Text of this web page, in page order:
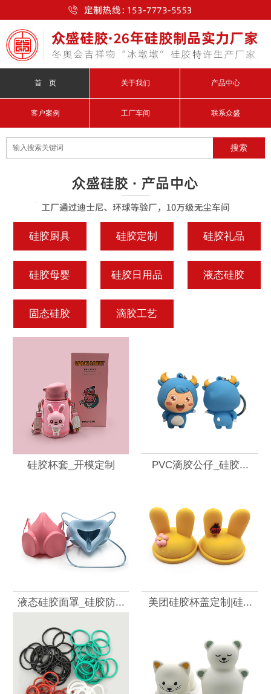
首 页 关于我们 产品中心
客户案例 工厂车间 联系众盛
硅胶厨具 硅胶定制 硅胶礼品
硅胶母婴 硅胶日用品 液态硅胶
固态硅胶 滴胶工艺
硅胶杯套_开模定制 PVC滴胶公仔_硅胶...
液态硅胶面罩_硅胶防... 美团硅胶杯盖定制|硅...